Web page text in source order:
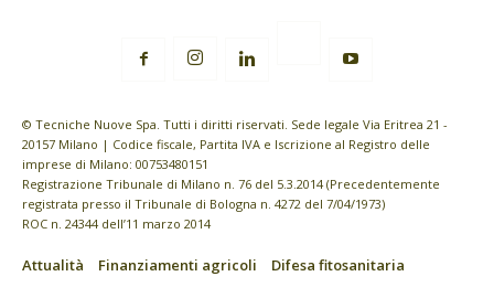
© Tecniche Nuove Spa. Tutti i diritti riservati. Sede legale Via Eritrea 21 -
20157 Milano | Codice fiscale, Partita IVA e Iscrizione al Registro delle
imprese di Milano: 00753480151
Registrazione Tribunale di Milano n. 76 del 5.3.2014 (Precedentemente
registrata presso il Tribunale di Bologna n. 4272 del 7/04/1973)
ROC n. 24344 dell’11 marzo 2014
Attualità Finanziamenti agricoli
Difesa fitosanitaria